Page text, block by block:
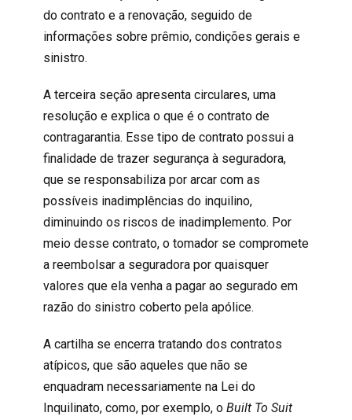
do contrato e a renovação, seguido de
informações sobre prêmio, condições gerais e
sinistro.
A terceira seção apresenta circulares, uma
resolução e explica o que é o contrato de
contragarantia. Esse tipo de contrato possui a
finalidade de trazer segurança à seguradora,
que se responsabiliza por arcar com as
possíveis inadimplências do inquilino,
diminuindo os riscos de inadimplemento. Por
meio desse contrato, o tomador se compromete
a reembolsar a seguradora por quaisquer
valores que ela venha a pagar ao segurado em
razão do sinistro coberto pela apólice.
A cartilha se encerra tratando dos contratos
atípicos, que são aqueles que não se
enquadram necessariamente na Lei do
Inquilinato, como, por exemplo, o Built To Suit